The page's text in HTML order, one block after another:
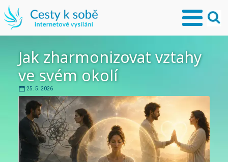
Jak zharmonizovat vztahy
ve svém okolí
25. 5. 2026